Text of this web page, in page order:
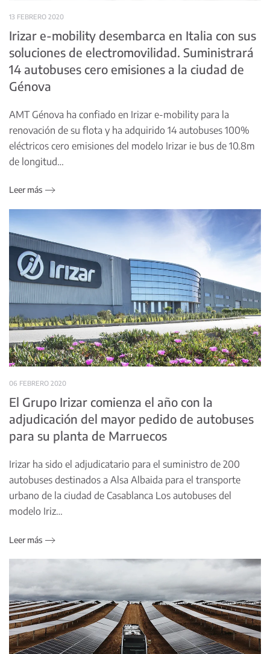
13 FEBRERO 2020
Irizar e-mobility desembarca en Italia con sus
soluciones de electromovilidad. Suministrará
14 autobuses cero emisiones a la ciudad de
Génova
AMT Génova ha confiado en Irizar e-mobility para la
renovación de su flota y ha adquirido 14 autobuses 100%
eléctricos cero emisiones del modelo Irizar ie bus de 10.8m
de longitud…
Leer más
06 FEBRERO 2020
El Grupo Irizar comienza el año con la
adjudicación del mayor pedido de autobuses
para su planta de Marruecos
Irizar ha sido el adjudicatario para el suministro de 200
autobuses destinados a Alsa Albaida para el transporte
urbano de la ciudad de Casablanca Los autobuses del
modelo Iriz…
Leer más